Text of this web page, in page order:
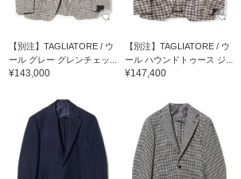
【別注】TAGLIATORE / ウ
ール グレー グレンチェッ...
¥143,000
【別注】TAGLIATORE / ウ
ール ハウンドトゥース ジ...
¥147,400